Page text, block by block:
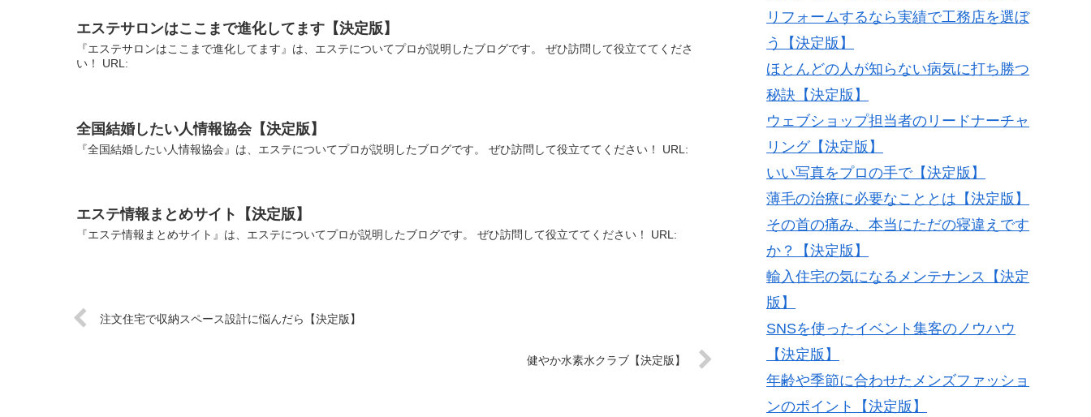
エステサロンはここまで進化してます【決定版】
『エステサロンはここまで進化してます』は、エステについてプロが説明したブログです。 ぜひ訪問して役立ててくださ
い！ URL:
全国結婚したい人情報協会【決定版】
『全国結婚したい人情報協会』は、エステについてプロが説明したブログです。 ぜひ訪問して役立ててください！ URL:
エステ情報まとめサイト【決定版】
『エステ情報まとめサイト』は、エステについてプロが説明したブログです。 ぜひ訪問して役立ててください！ URL:
注文住宅で収納スペース設計に悩んだら【決定版】
健やか水素水クラブ【決定版】
リフォームするなら実績で工務店を選ぼ
う【決定版】
ほとんどの人が知らない病気に打ち勝つ
秘訣【決定版】
ウェブショップ担当者のリードナーチャ
リング【決定版】
いい写真をプロの手で【決定版】
薄毛の治療に必要なこととは【決定版】
その首の痛み、本当にただの寝違えです
か？【決定版】
輸入住宅の気になるメンテナンス【決定
版】
SNSを使ったイベント集客のノウハウ
【決定版】
年齢や季節に合わせたメンズファッショ
ンのポイント【決定版】